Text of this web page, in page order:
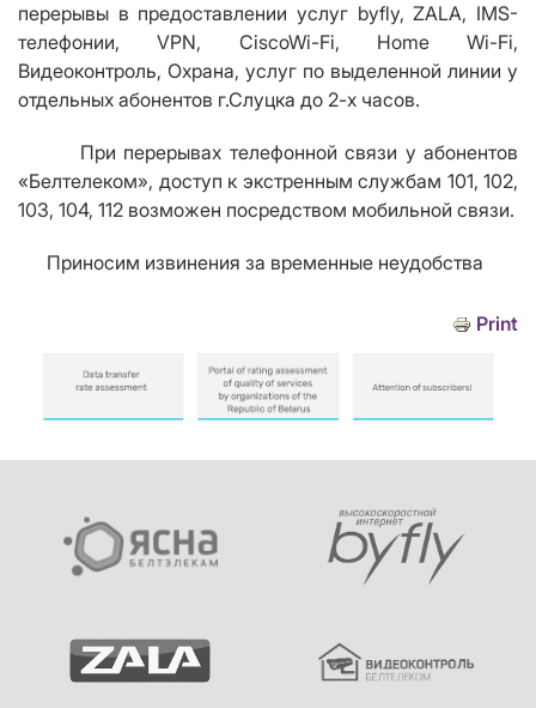
перерывы в предоставлении услуг byfly, ZALA, IMS-
телефонии,VPN, CiscoWi-Fi, Home Wi-Fi,
Видеоконтроль, Охрана, услуг по выделенной линии у
отдельных абонентов г.Слуцка до 2-х часов.
При перерывах телефонной связи у абонентов
«Белтелеком», доступ к экстренным службам 101, 102,
103, 104, 112 возможен посредством мобильной связи.
Приносим извинения за временные неудобства
Print